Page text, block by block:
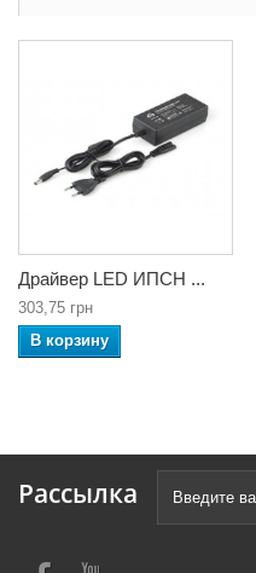
Драйвер LED ИПСН ...
303,75 грн
В корзину
Рассылка